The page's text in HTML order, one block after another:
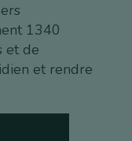
1340
et de
et rendre